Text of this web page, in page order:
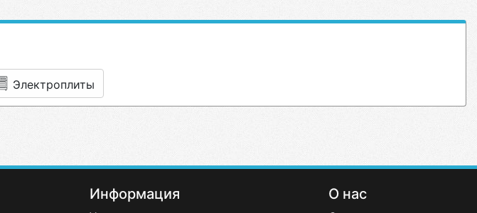
Электроплиты
Информация О нас